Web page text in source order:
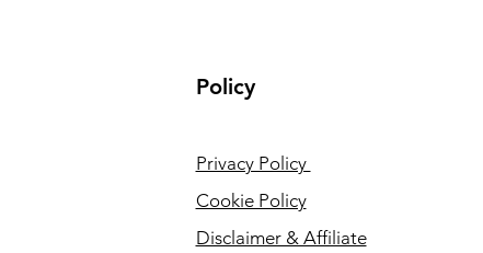
Policy
Privacy Policy
Cookie Policy
Disclaimer & Affiliate